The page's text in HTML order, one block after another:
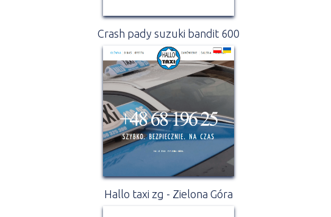
Crash pady suzuki bandit 600
Hallo taxi zg - Zielona Góra